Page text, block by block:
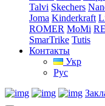
Talvi Skechers
Joma Kinderkraft
ROMER MoMi
SmarTrike Tutis
Контакты
Укр
Рус